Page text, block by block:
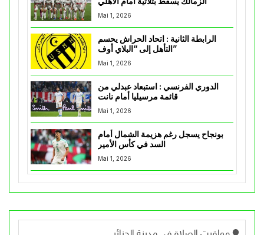
Mai 1, 2026
الرابطة الثانية : اتحاد الحراش يحسم
التأهل إلى “البلاي أوف”
Mai 1, 2026
الدوري الفرنسي : استبعاد عبدلي من
قائمة مرسيليا أمام نانت
Mai 1, 2026
بونجاح يسجل رغم هزيمة الشمال أمام
السد في كأس الأمير
Mai 1, 2026